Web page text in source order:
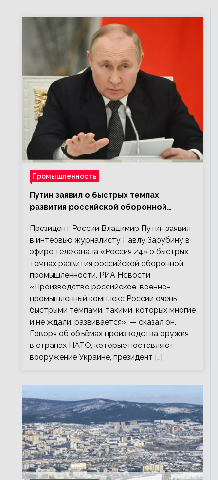
Промышленность
Путин заявил о быстрых темпах
развития российской оборонной
Президент России Владимир Путин заявил
в интервью журналисту Павлу Зарубину в
эфире телеканала «Россия 24» о быстрых
темпах развития российской оборонной
промышленности. РИА Новости
«Производство российское, военно-
промышленный комплекс России очень
быстрыми темпами, такими, которых многие
и не ждали, развивается», — сказал он.
Говоря об объёмах производства оружия
в странах НАТО, которые поставляют
вооружение Украине, президент […]